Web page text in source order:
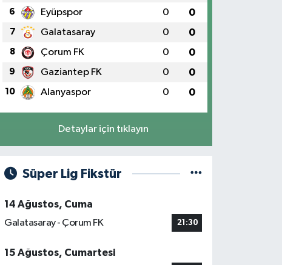
6 Eyüpspor 0 0
7 Galatasaray 0 0
8 Çorum FK 0 0
9 Gaziantep FK 0 0
10 Alanyaspor 0 0
Detaylar için tıklayın
Süper Lig Fikstür
14 Ağustos, Cuma
Galatasaray - Çorum FK
21:30
15 Ağustos, Cumartesi